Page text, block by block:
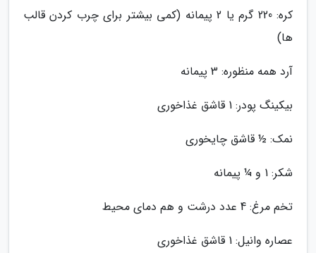
کره: 220 گرم یا 2 پیمانه (کمی بیشتر برای چرب کردن قالب
ها)
آرد همه منظوره: 3 پیمانه
بیکینگ پودر: 1 قاشق غذاخوری
نمک: ½ قاشق چایخوری
شکر: 1 و ¼ پیمانه
تخم مرغ: 4 عدد درشت و هم دمای محیط
عصاره وانیل: 1 قاشق غذاخوری